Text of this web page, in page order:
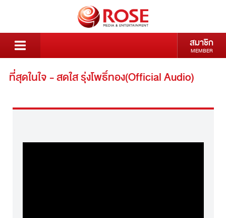
สมาชิก
MEMBER
ที่สุดในใจ - สดใส รุ่งโพธิ์ทอง(Official Audio)